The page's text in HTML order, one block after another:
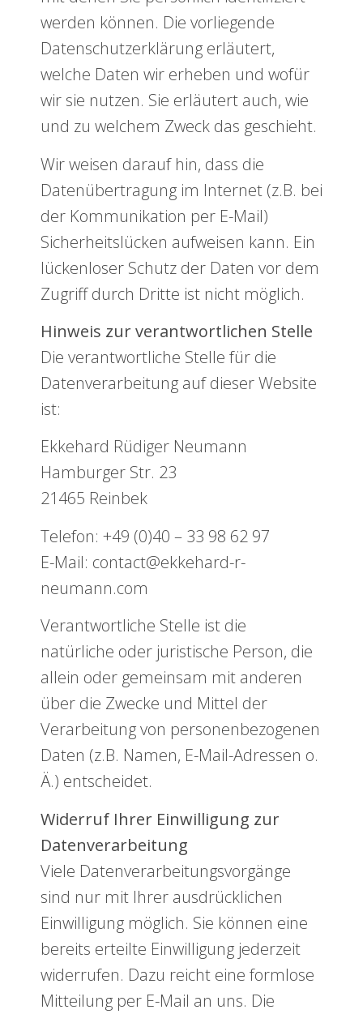
werden können. Die vorliegende
Datenschutzerklärung erläutert,
welche Daten wir erheben und wofür
wir sie nutzen. Sie erläutert auch, wie
und zu welchem Zweck das geschieht.
Wir weisen darauf hin, dass die
Datenübertragung im Internet (z.B. bei
der Kommunikation per E-Mail)
Sicherheitslücken aufweisen kann. Ein
lückenloser Schutz der Daten vor dem
Zugriff durch Dritte ist nicht möglich.
Hinweis zur verantwortlichen Stelle
Die verantwortliche Stelle für die
Datenverarbeitung auf dieser Website
ist:
Ekkehard Rüdiger Neumann
Hamburger Str. 23
21465 Reinbek
Telefon: +49 (0)40 – 33 98 62 97
E-Mail: contact@ekkehard-r-
neumann.com
Verantwortliche Stelle ist die
natürliche oder juristische Person, die
allein oder gemeinsam mit anderen
über die Zwecke und Mittel der
Verarbeitung von personenbezogenen
Daten (z.B. Namen, E-Mail-Adressen o.
Ä.) entscheidet.
Widerruf Ihrer Einwilligung zur
Datenverarbeitung
Viele Datenverarbeitungsvorgänge
sind nur mit Ihrer ausdrücklichen
Einwilligung möglich. Sie können eine
bereits erteilte Einwilligung jederzeit
widerrufen. Dazu reicht eine formlose
Mitteilung per E-Mail an uns. Die